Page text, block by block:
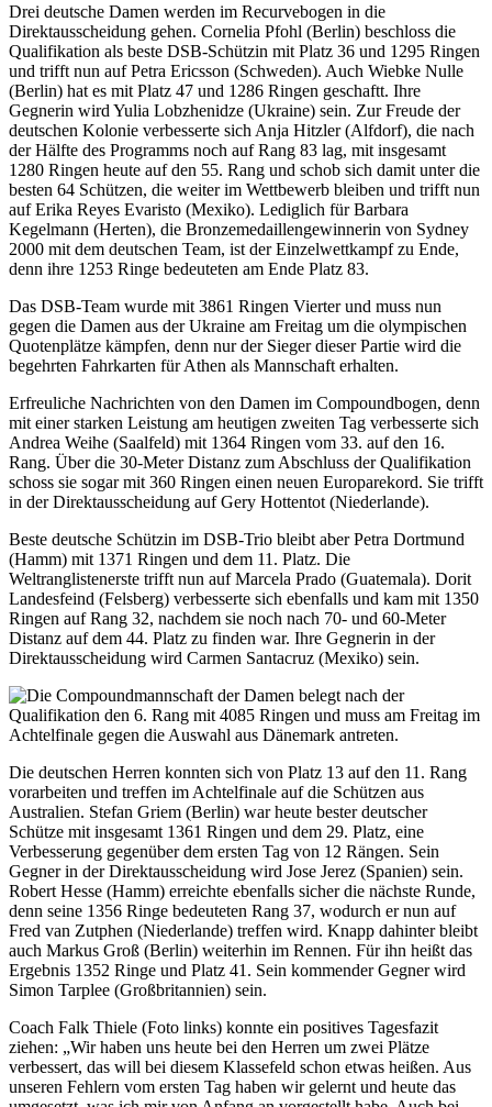
Drei deutsche Damen werden im Recurvebogen in die
Direktausscheidung gehen. Cornelia Pfohl (Berlin) beschloss die
Qualifikation als beste DSB-Schützin mit Platz 36 und 1295 Ringen
und trifft nun auf Petra Ericsson (Schweden). Auch Wiebke Nulle
(Berlin) hat es mit Platz 47 und 1286 Ringen geschaftt. Ihre
Gegnerin wird Yulia Lobzhenidze (Ukraine) sein. Zur Freude der
deutschen Kolonie verbesserte sich Anja Hitzler (Alfdorf), die nach
der Hälfte des Programms noch auf Rang 83 lag, mit insgesamt
1280 Ringen heute auf den 55. Rang und schob sich damit unter die
besten 64 Schützen, die weiter im Wettbewerb bleiben und trifft nun
auf Erika Reyes Evaristo (Mexiko). Lediglich für Barbara
Kegelmann (Herten), die Bronzemedaillengewinnerin von Sydney
2000 mit dem deutschen Team, ist der Einzelwettkampf zu Ende,
denn ihre 1253 Ringe bedeuteten am Ende Platz 83.
Das DSB-Team wurde mit 3861 Ringen Vierter und muss nun
gegen die Damen aus der Ukraine am Freitag um die olympischen
Quotenplätze kämpfen, denn nur der Sieger dieser Partie wird die
begehrten Fahrkarten für Athen als Mannschaft erhalten.
Erfreuliche Nachrichten von den Damen im Compoundbogen, denn
mit einer starken Leistung am heutigen zweiten Tag verbesserte sich
Andrea Weihe (Saalfeld) mit 1364 Ringen vom 33. auf den 16.
Rang. Über die 30-Meter Distanz zum Abschluss der Qualifikation
schoss sie sogar mit 360 Ringen einen neuen Europarekord. Sie trifft
in der Direktausscheidung auf Gery Hottentot (Niederlande).
Beste deutsche Schützin im DSB-Trio bleibt aber Petra Dortmund
(Hamm) mit 1371 Ringen und dem 11. Platz. Die
Weltranglistenerste trifft nun auf Marcela Prado (Guatemala). Dorit
Landesfeind (Felsberg) verbesserte sich ebenfalls und kam mit 1350
Ringen auf Rang 32, nachdem sie noch nach 70- und 60-Meter
Distanz auf dem 44. Platz zu finden war. Ihre Gegnerin in der
Direktausscheidung wird Carmen Santacruz (Mexiko) sein.
Die Compoundmannschaft der Damen belegt nach der
Qualifikation den 6. Rang mit 4085 Ringen und muss am Freitag im
Achtelfinale gegen die Auswahl aus Dänemark antreten.
Die deutschen Herren konnten sich von Platz 13 auf den 11. Rang
vorarbeiten und treffen im Achtelfinale auf die Schützen aus
Australien. Stefan Griem (Berlin) war heute bester deutscher
Schütze mit insgesamt 1361 Ringen und dem 29. Platz, eine
Verbesserung gegenüber dem ersten Tag von 12 Rängen. Sein
Gegner in der Direktausscheidung wird Jose Jerez (Spanien) sein.
Robert Hesse (Hamm) erreichte ebenfalls sicher die nächste Runde,
denn seine 1356 Ringe bedeuteten Rang 37, wodurch er nun auf
Fred van Zutphen (Niederlande) treffen wird. Knapp dahinter bleibt
auch Markus Groß (Berlin) weiterhin im Rennen. Für ihn heißt das
Ergebnis 1352 Ringe und Platz 41. Sein kommender Gegner wird
Simon Tarplee (Großbritannien) sein.
Coach Falk Thiele (Foto links) konnte ein positives Tagesfazit
ziehen: „Wir haben uns heute bei den Herren um zwei Plätze
verbessert, das will bei diesem Klassefeld schon etwas heißen. Aus
unseren Fehlern vom ersten Tag haben wir gelernt und heute das